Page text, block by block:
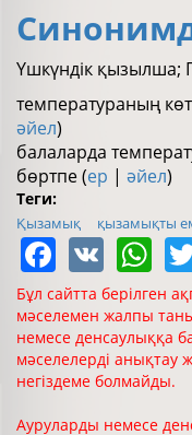
Үшкүндік
температураның
әйел)
балаларда
бөртпе (ер | әйел)
Теги:
Қызамық қызамықты
VK
Бұл сайтта берілген
мәселемен жалпы
немесе денсаулыққа
мәселелерді анықтау
негіздеме болмайды.
Ауруларды немесе